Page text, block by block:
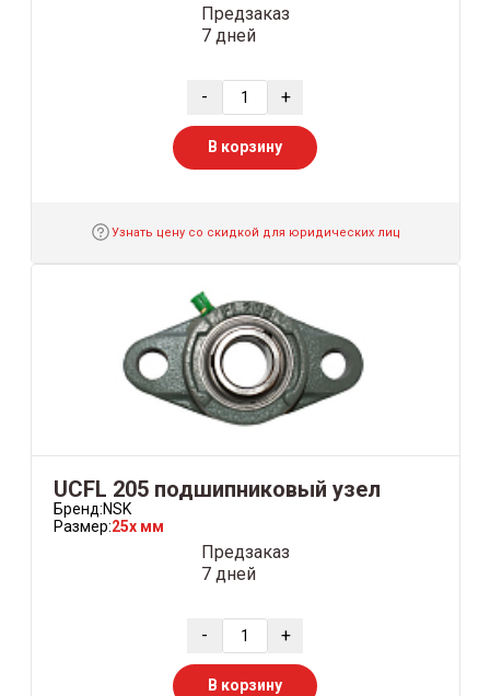
Предзаказ
7 дней
- +
В корзину
Узнать цену со скидкой для юридических лиц
UCFL 205 подшипниковый узел
Бренд:NSK
Размер:25x мм
Предзаказ
7 дней
- +
В корзину